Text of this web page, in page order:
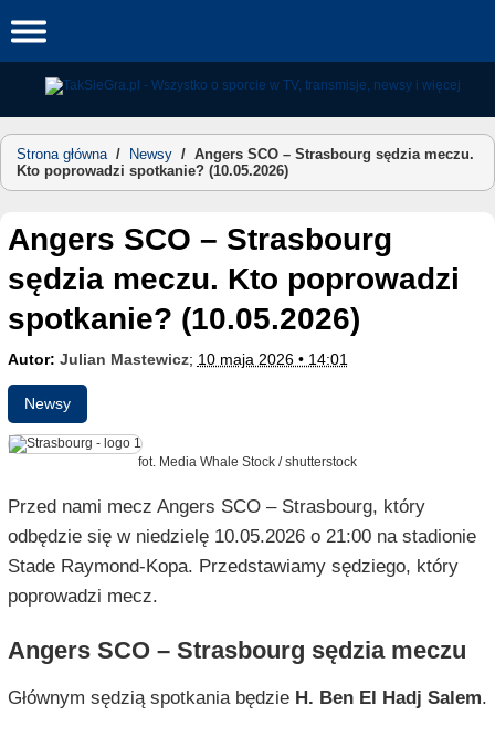
to
Strona główna/ Newsy / Angers SCO – Strasbourg sędzia meczu.
Kto poprowadzi spotkanie? (10.05.2026)
Angers SCO – Strasbourg
sędzia meczu. Kto poprowadzi
spotkanie? (10.05.2026)
Autor: Julian Mastewicz; 10 maja 2026 • 14:01
Newsy
fot. Media Whale Stock / shutterstock
Przed nami mecz Angers SCO – Strasbourg, który
odbędzie się w niedzielę 10.05.2026 o 21:00 na stadionie
Stade Raymond-Kopa. Przedstawiamy sędziego, który
poprowadzi mecz.
Angers SCO – Strasbourg sędzia meczu
Głównym sędzią spotkania będzie H. Ben El Hadj Salem.